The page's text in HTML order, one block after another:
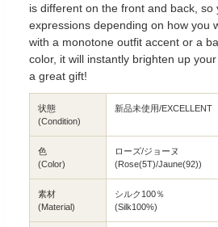
is different on the front and back, so
expressions depending on how you
with a monotone outfit accent or a
color, it will instantly brighten up
a great gift!
状態
(Condition)
新品未使用/EXCELLENT
色
(Color)
ローズ/ジョーヌ
(Rose(5T)/Jaune(92))
素材
(Material)
シルク100％
(Silk100%)